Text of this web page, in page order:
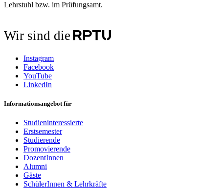
Lehrstuhl bzw. im Prüfungsamt.
Wir sind die
Instagram
Facebook
YouTube
LinkedIn
Informationsangebot für
Studieninteressierte
Erstsemester
Studierende
Promovierende
DozentInnen
Alumni
Gäste
SchülerInnen & Lehrkräfte